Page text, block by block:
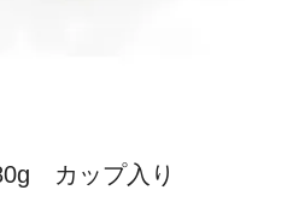
カップ入り